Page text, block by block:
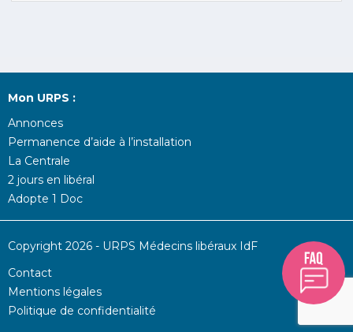
Mon URPS :
Annonces
Permanence d’aide à l’installation
La Centrale
2 jours en libéral
Adopte 1 Doc
Copyright 2026 - URPS Médecins libéraux IdF
Contact
Mentions légales
Politique de confidentialité